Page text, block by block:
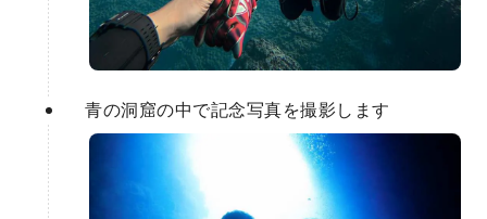
青の洞窟の中で記念写真を撮影します